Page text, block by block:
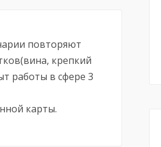
повторяют
крепкий
работы в сфере 3
карты.